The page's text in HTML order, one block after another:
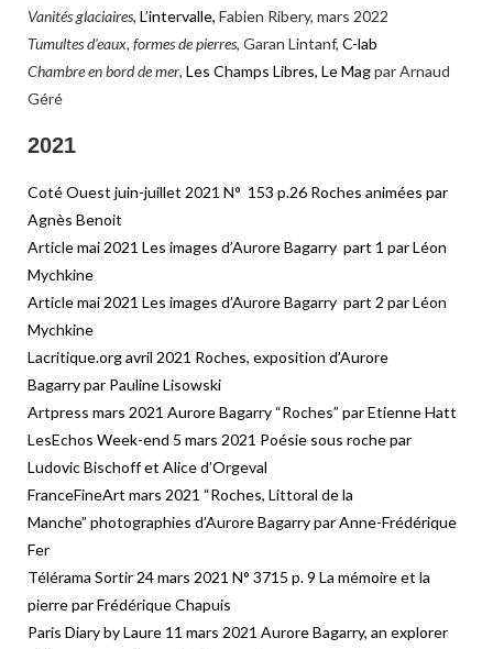
Vanités glaciaires, L’intervalle, Fabien Ribery, mars 2022
Tumultes d’eaux, formes de pierres, Garan Lintanf, C-lab
Chambre en bord de mer, Les Champs Libres, Le Magpar Arnaud
Géré
2021
Coté Ouest juin-juillet 2021 N° 153 p.26 Roches animées par
Agnès Benoit
Article mai 2021 Les images d’Aurore Bagarry part 1 par Léon
Mychkine
Article mai 2021 Les images d’Aurore Bagarry part 2 par Léon
Mychkine
Lacritique.org avril 2021 Roches, exposition d’Aurore
Bagarry par Pauline Lisowski
Artpress mars 2021 Aurore Bagarry “Roches” par Etienne Hatt
LesEchos Week-end 5 mars 2021 Poésie sous roche par
Ludovic Bischoff et Alice d’Orgeval
FranceFineArt mars 2021 “Roches, Littoral de la
Manche” photographies d’Aurore Bagarry par Anne-Frédérique
Fer
Télérama Sortir 24 mars 2021 N° 3715 p. 9 La mémoire et la
pierre par Frédérique Chapuis
Paris Diary by Laure 11 mars 2021 Aurore Bagarry, an explorer